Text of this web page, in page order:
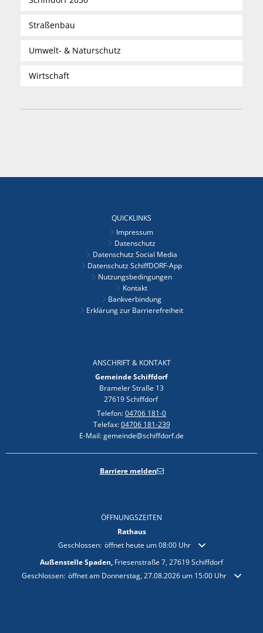
Straßenbau
Umwelt- & Naturschutz
Wirtschaft
QUICKLINKS
Impressum
Datenschutz
Datenschutz Social Media
Datenschutz SchiffDORF-App
Nutzungsbedingungen
Kontakt
Bankverbindung
Erklärung zur Barrierefreiheit
ANSCHRIFT & KONTAKT
Gemeinde Schiffdorf
Brameler Straße 13
27619 Schiffdorf
Telefon:04706 181-0
Telefax:04706 181-239
E-Mail: gemeinde@schiffdorf.de
Barriere melden
ÖFFNUNGSZEITEN
Rathaus
Klicken, um weitere Öffnungs- oder Schließzeiten
Geschlossen: öffnet heute um 08:00 Uhr
Außenstelle Spaden, Friesenstraße 7, 27619 Schiffdorf
Klicken, um weitere Öffnungs- oder Schließzeiten auszublenden
Geschlossen: öffnet am Donnerstag, 27.08.2026 um 15:00 Uhr